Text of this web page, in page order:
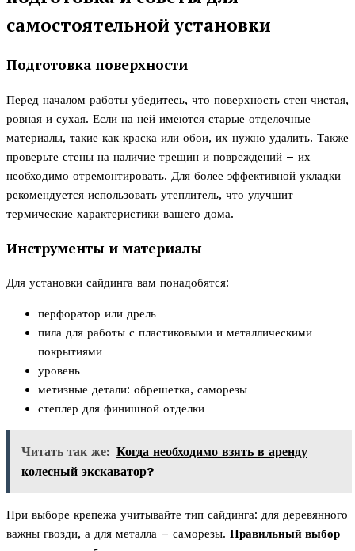
самостоятельной установки
Подготовка поверхности
Перед началом работы убедитесь, что поверхность стен чистая,
ровная и сухая. Если на ней имеются старые отделочные
материалы, такие как краска или обои, их нужно удалить. Также
проверьте стены на наличие трещин и повреждений – их
необходимо отремонтировать. Для более эффективной укладки
рекомендуется использовать утеплитель, что улучшит
термические характеристики вашего дома.
Инструменты и материалы
Для установки сайдинга вам понадобятся:
перфоратор или дрель
пила для работы с пластиковыми и металлическими
покрытиями
уровень
метизные детали: обрешетка, саморезы
степлер для финишной отделки
Читать так же: Когда необходимо взять в аренду
колесный экскаватор?
При выборе крепежа учитывайте тип сайдинга: для деревянного
важны гвозди, а для металла – саморезы. Правильный выбор